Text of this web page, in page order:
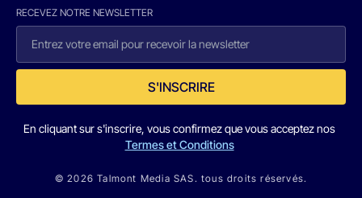
RECEVEZ NOTRE NEWSLETTER
S'INSCRIRE
En cliquant sur s'inscrire, vous confirmez que vous acceptez nos
Termes et Conditions
© 2026 Talmont Media SAS. tous droits réservés.